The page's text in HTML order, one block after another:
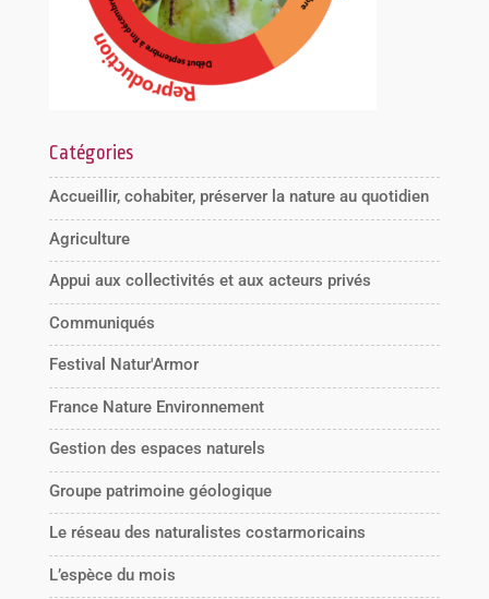
Catégories
Accueillir, cohabiter, préserver la nature au quotidien
Agriculture
Appui aux collectivités et aux acteurs privés
Communiqués
Festival Natur'Armor
France Nature Environnement
Gestion des espaces naturels
Groupe patrimoine géologique
Le réseau des naturalistes costarmoricains
L’espèce du mois